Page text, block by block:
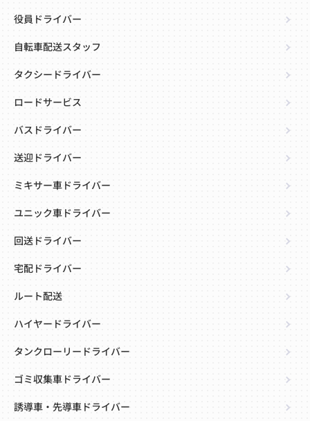
役員ドライバー
自転車配送スタッフ
タクシードライバー
ロードサービス
バスドライバー
送迎ドライバー
ミキサー車ドライバー
ユニック車ドライバー
回送ドライバー
宅配ドライバー
ルート配送
ハイヤードライバー
タンクローリードライバー
ゴミ収集車ドライバー
誘導車・先導車ドライバー